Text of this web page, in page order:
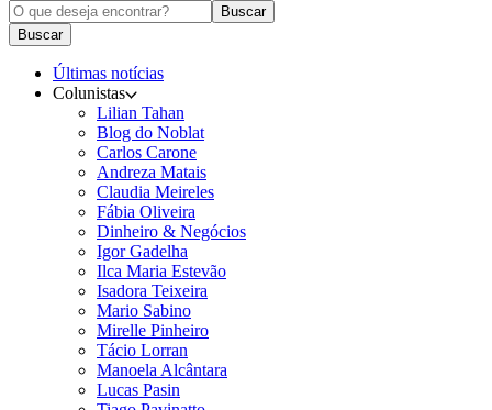
Buscar
Buscar
Últimas notícias
Colunistas
Lilian Tahan
Blog do Noblat
Carlos Carone
Andreza Matais
Claudia Meireles
Fábia Oliveira
Dinheiro & Negócios
Igor Gadelha
Ilca Maria Estevão
Isadora Teixeira
Mario Sabino
Mirelle Pinheiro
Tácio Lorran
Manoela Alcântara
Lucas Pasin